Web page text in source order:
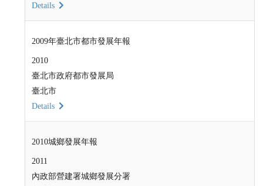
Details
2009年臺北市都市發展年報
2010
臺北市政府都市發展局
臺北市
Details
2010城鄉發展年報
2011
內政部營建署城鄉發展分署